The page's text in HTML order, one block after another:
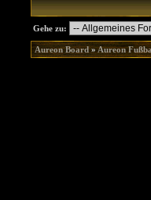
Gehe zu:
Aureon Board»Aureon